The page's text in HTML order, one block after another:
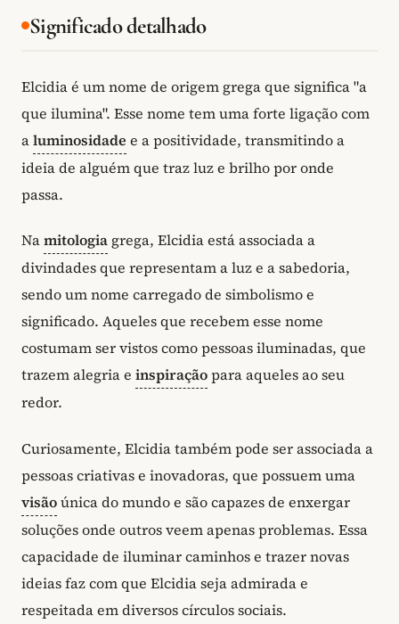
Significado detalhado
Elcidia é um nome de origem grega que significa "a
que ilumina". Esse nome tem uma forte ligação com
aluminosidade e a positividade, transmitindo a
ideia de alguém que traz luz e brilho por onde
passa.
Namitologia grega, Elcidia está associada a
divindades que representam a luz e a sabedoria,
sendo um nome carregado de simbolismo e
significado. Aqueles que recebem esse nome
costumam ser vistos como pessoas iluminadas, que
trazem alegria e inspiraçãopara aqueles ao seu
redor.
Curiosamente, Elcidia também pode ser associada a
pessoas criativas e inovadoras, que possuem uma
visãoúnica do mundo e são capazes de enxergar
soluções onde outros veem apenas problemas. Essa
capacidade de iluminar caminhos e trazer novas
ideias faz com que Elcidia seja admirada e
respeitada em diversos círculos sociais.